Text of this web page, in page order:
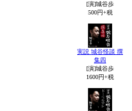
[演]城谷歩
500円+税
実説 城谷怪談 撰
集四
[演]城谷歩
1600円+税